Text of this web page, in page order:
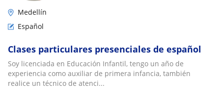
Medellín
Español
Clases particulares presenciales de español
Soy licenciada en Educación Infantil, tengo un año de
experiencia como auxiliar de primera infancia, también
realice un técnico de atenci...